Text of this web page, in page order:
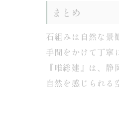
まとめ
石組みは自然な景
手間をかけて丁寧
『唯総建』は、
自然を感じられる